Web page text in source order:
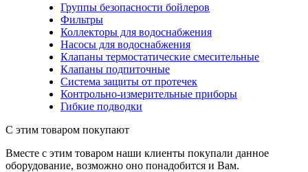
Группы безопасности бойлеров
Фильтры
Коллекторы для водоснабжения
Насосы для водоснабжения
Клапаны термостатические смесительные
Клапаны подпиточные
Система защиты от протечек
Контрольно-измерительные приборы
Гибкие подводки
С этим товаром покупают
Вместе с этим товаром наши клиенты покупали данное
оборудование, возможно оно понадобится и Вам.